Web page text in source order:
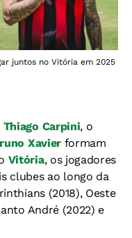
juntos no Vitória em 2025
Thiago Carpini, o
Xavierformam
Vitória, os jogadores
clubes ao longo da
(2018), Oeste
André (2022) e